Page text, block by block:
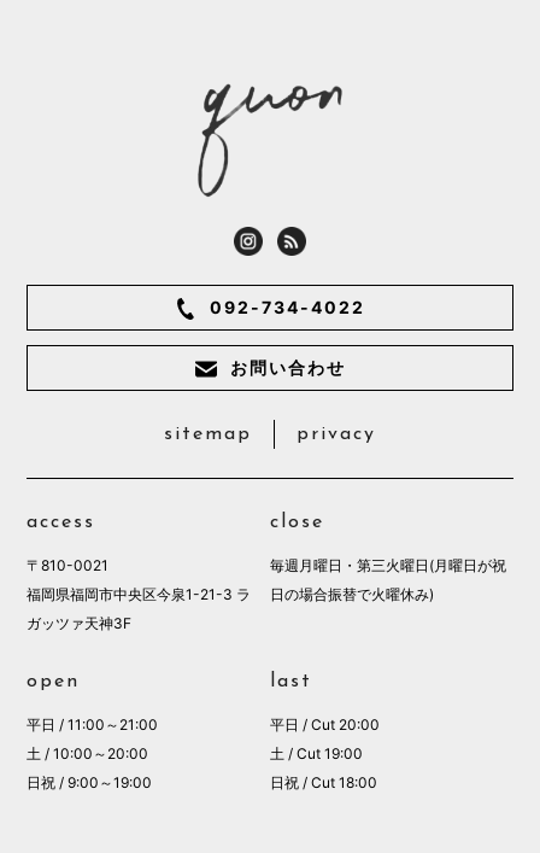
092-734-4022
お問い合わせ
sitemap privacy
access
〒810-0021
福岡県福岡市中央区今泉1-21-3 ラ
ガッツァ天神3F
close
毎週月曜日・第三火曜日(月曜日が祝
日の場合振替で火曜休み)
open
平日 / 11:00～21:00
土 / 10:00～20:00
日祝 / 9:00～19:00
last
平日 / Cut 20:00
土 / Cut 19:00
日祝 / Cut 18:00